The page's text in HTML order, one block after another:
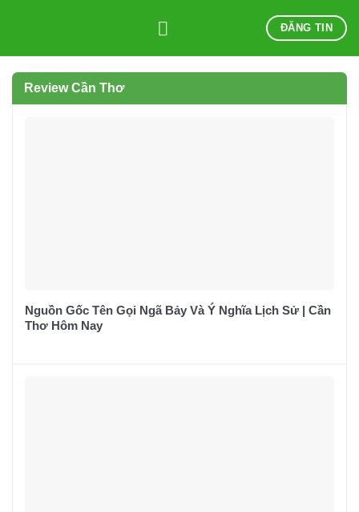
ĐĂNG TIN
Review Cần Thơ
Nguồn Gốc Tên Gọi Ngã Bảy Và Ý Nghĩa Lịch Sử | Cần
Thơ Hôm Nay